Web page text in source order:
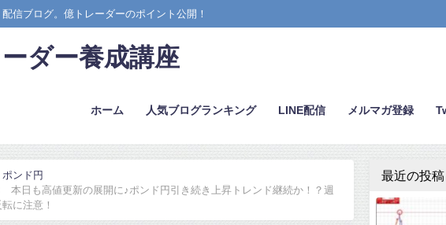
信ブログ。億トレーダーのポイント公開！
ダー養成講座
ホーム 人気ブログランキング LINE配信 メルマガ登録
ポンド円
本日も高値更新の展開に♪ポンド円引き続き上昇トレンド継続か！？週
に注意！
最近の投稿